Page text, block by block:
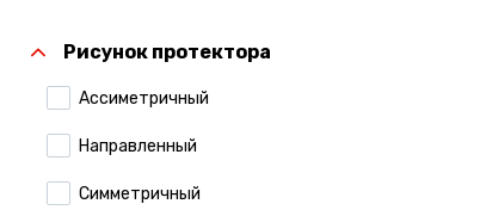
Рисунок протектора
Ассиметричный
Направленный
Симметричный